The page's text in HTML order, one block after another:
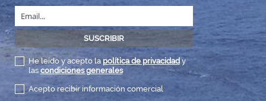
He leído y acepto la política de privacidady
las condiciones generales
Acepto recibir información comercial